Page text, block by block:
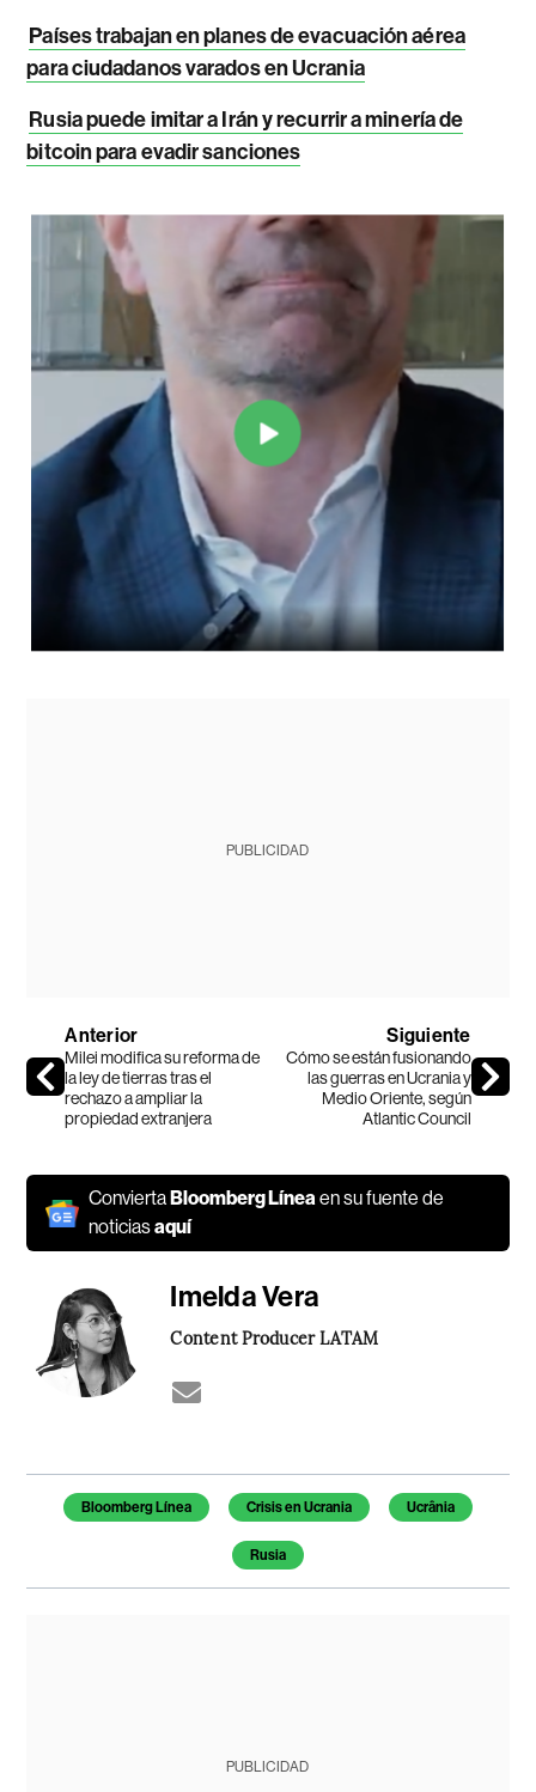
Países trabajan en planes de evacuación aérea
para ciudadanos varados en Ucrania
Rusia puede imitar a Irán y recurrir a minería de
bitcoin para evadir sanciones
PUBLICIDAD
Anterior
Milei modifica su reforma de
la ley de tierras tras el
rechazo a ampliar la
propiedad extranjera
Siguiente
Cómo se están fusionando
las guerras en Ucrania y
Medio Oriente, según
Atlantic Council
Convierta Bloomberg Líneaen su fuente de
noticiasaquí
Imelda Vera
Content Producer LATAM
Temas de este artículo
Bloomberg Línea Crisis en Ucrania Ucrânia
Rusia
PUBLICIDAD